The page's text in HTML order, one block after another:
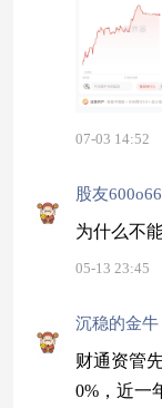
07-03 14:52
股友
为什么不
05-13 23:45
沉稳的金牛
财通资管
0%，近一